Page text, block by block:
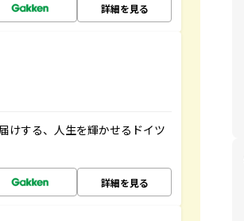
詳細を見る
けする、人生を輝かせるドイツ
詳細を見る